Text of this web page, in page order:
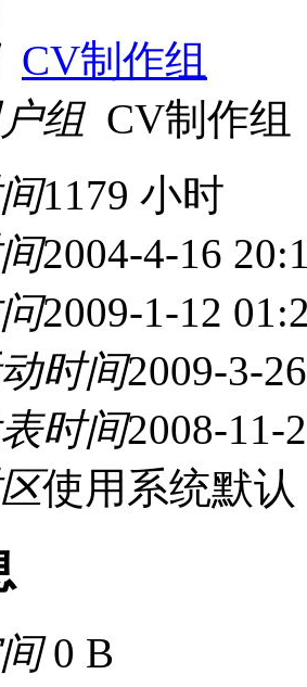
CV制作组
组 CV制作组
1179 小时
2004-4-16
2009-1-12
时间2009-3-
时间2008-11-
使用系统默认
0 B